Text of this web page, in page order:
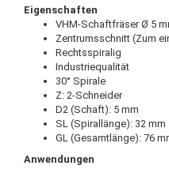
Eigenschaften
VHM-Schaftfräser Ø 5
Zentrumsschnitt (Zum
Rechtsspiralig
Industriequalität
30° Spirale
Z: 2-Schneider
D2 (Schaft): 5 mm
SL (Spirallänge): 32 mm
GL (Gesamtlänge): 76
Anwendungen